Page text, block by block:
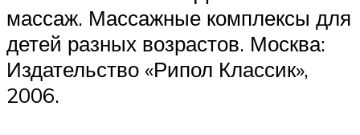
массаж. Массажные комплексы для
детей разных возрастов. Москва:
Издательство «Рипол Классик»,
2006.